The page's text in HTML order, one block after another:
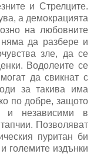
и Стрелците.
а демокрацията
на любовните
няма да разбере и
зле, да се
Водолеите се
да свикнат с
за такива има
по добре, защото
и независими в
Позволяват
пуритан би
големите издънки